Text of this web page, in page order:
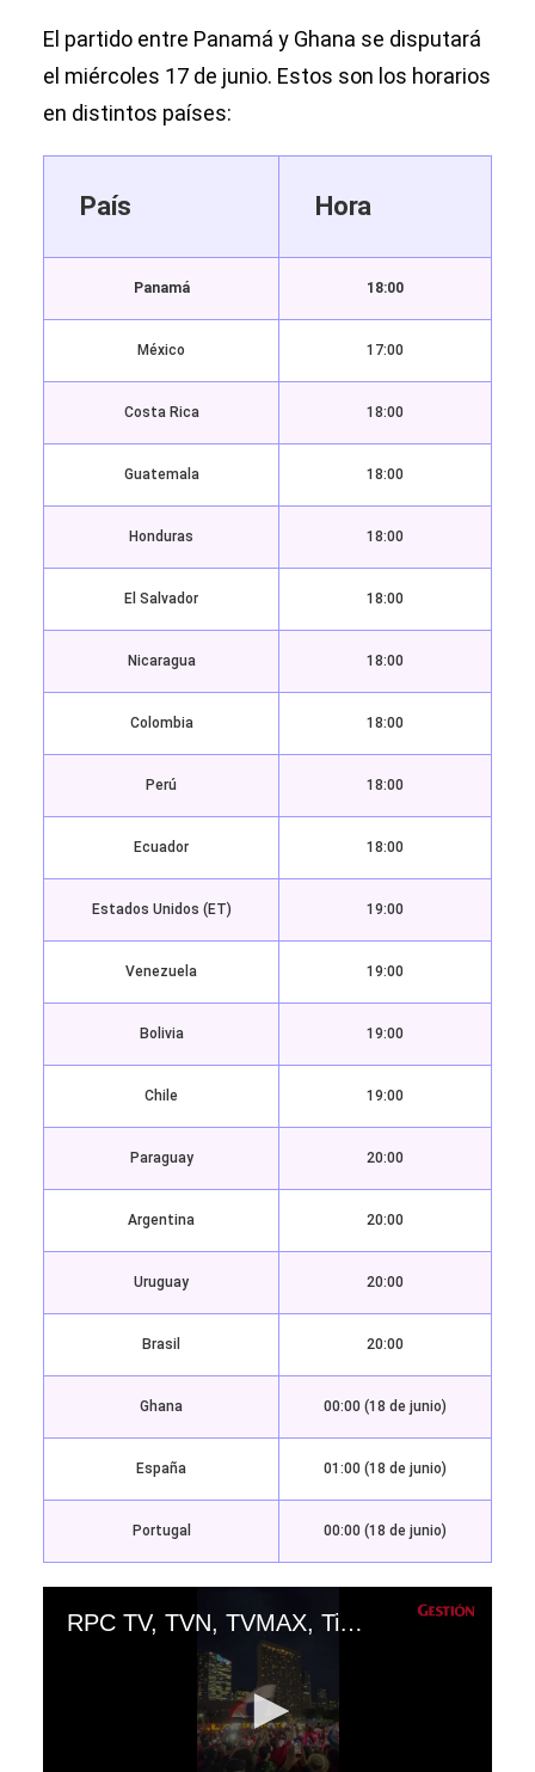
El partido entre Panamá y Ghana se disputará
el miércoles 17 de junio. Estos son los horarios
en distintos países:
País Hora
Panamá 18:00
México 17:00
Costa Rica 18:00
Guatemala 18:00
Honduras 18:00
El Salvador 18:00
Nicaragua 18:00
Colombia 18:00
Perú 18:00
Ecuador 18:00
Estados Unidos (ET) 19:00
Venezuela 19:00
Bolivia 19:00
Chile 19:00
Paraguay 20:00
Argentina 20:00
Uruguay 20:00
Brasil 20:00
Ghana 00:00 (18 de junio)
España 01:00 (18 de junio)
Portugal 00:00 (18 de junio)
RPC TV, TVN, TVMAX, TiGo Sports y Telemetro EN VIVO - ver partido Panamá vs. Ghana por tv abierta Mundial 2026 | VIDEO